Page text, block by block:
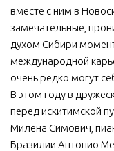
вместе с ним в
замечательные,
духом Сибири
международной
очень редко могут
В этом году в
перед искитимской
Милена Симович,
Бразилии Антонио